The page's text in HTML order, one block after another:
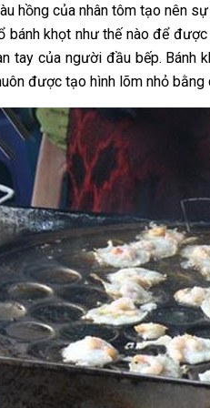
hồng của nhân tôm tạo nên
bánh khọt như thế nào để
tay của người đầu bếp. Bánh
được tạo hình lõm nhỏ bằng